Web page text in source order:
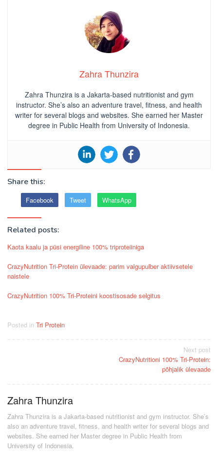
Zahra Thunzira
Zahra Thunzira is a Jakarta-based nutritionist and gym
instructor. She’s also an adventure travel, fitness, and health
writer for several blogs and websites. She earned her Master
degree in Public Health from University of Indonesia.
Share this:
Facebook Tweet WhatsApp
Related posts:
Kaota kaalu ja püsi energiline 100% triproteiiniga
CrazyNutrition Tri-Protein ülevaade: parim valgupulber aktiivsetele
naistele
CrazyNutrition 100% Tri-Proteini koostisosade selgitus
Posted in Tri Protein
Next post
CrazyNutritioni 100% Tri-Protein:
põhjalik ülevaade
Zahra Thunzira
Zahra Thunzira is a Jakarta-based nutritionist and gym instructor. She’s
also an adventure travel, fitness, and health writer for several blogs and
websites. She earned her Master degree in Public Health from
University of Indonesia.